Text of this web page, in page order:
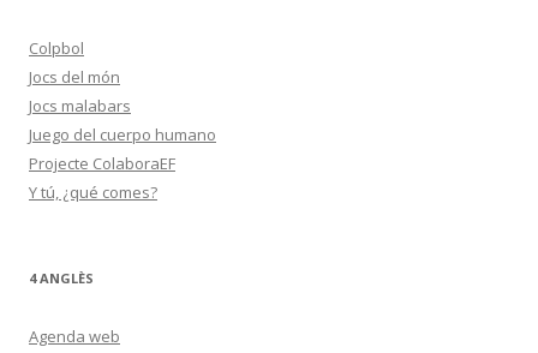
Colpbol
Jocs del món
Jocs malabars
Juego del cuerpo humano
Projecte ColaboraEF
Y tú, ¿qué comes?
4 ANGLÈS
Agenda web